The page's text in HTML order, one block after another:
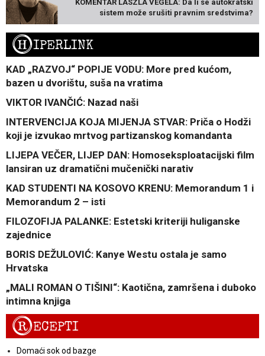
KOMENTAR LÁSZLA VÉGELA: Da li se autokratski
sistem može srušiti pravnim sredstvima?
HIPERLINK
KAD „RAZVOJ“ POPIJE VODU: More pred kućom,
bazen u dvorištu, suša na vratima
VIKTOR IVANČIĆ: Nazad naši
INTERVENCIJA KOJA MIJENJA STVAR: Priča o Hodži
koji je izvukao mrtvog partizanskog komandanta
LIJEPA VEČER, LIJEP DAN: Homoseksploatacijski film
lansiran uz dramatični mučenički narativ
KAD STUDENTI NA KOSOVO KRENU: Memorandum 1 i
Memorandum 2 – isti
FILOZOFIJA PALANKE: Estetski kriteriji huliganske
zajednice
BORIS DEŽULOVIĆ: Kanye Westu ostala je samo
Hrvatska
„MALI ROMAN O TIŠINI“: Kaotična, zamršena i duboko
intimna knjiga
RECEPTI
Domaći sok od bazge